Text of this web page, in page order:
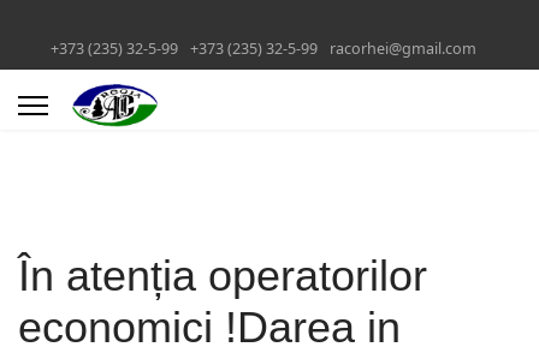
+373 (235) 32-5-99 +373 (235) 32-5-99 racorhei@gmail.com
În atenția operatorilor
economici !Darea in